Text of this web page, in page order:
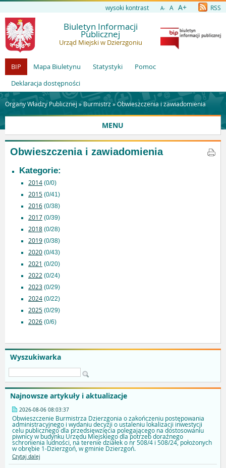
wysoki kontrast A- A A+ RSS
Biuletyn Informacji
Publicznej
Urząd Miejski w Dzierzgoniu
BIP Mapa Biuletynu Statystyki
Pomoc
Deklaracja dostępności
Organy Władzy Publicznej » Burmistrz »Obwieszczenia i zawiadomienia
MENU
Wyszukiwarka
Najnowsze artykuły i aktualizacje
2026-08-06 08:03:37
Obwieszczenie Burmistrza Dzierzgonia o zakończeniu postępowania
administracyjnego i wydaniu decyzji o ustaleniu lokalizacji inwestycji
celu publicznego dla przedsięwzięcia polegającego na dostosowaniu
piwnicy w budynku Urzędu Miejskiego dla potrzeb doraźnego
schronienia ludności, na terenie działek o nr 508/4 i 508/24, położonych
w obrębie 1-Dzierzgoń, w gminie Dzierzgoń.
Czytaj dalej
Obwieszczenia i zawiadomienia
Kategorie:
2014 (0/0)
2015 (0/41)
2016 (0/38)
2017 (0/39)
2018 (0/28)
2019 (0/38)
2020 (0/43)
2021 (0/20)
2022 (0/24)
2023 (0/29)
2024 (0/22)
2025 (0/29)
2026 (0/6)